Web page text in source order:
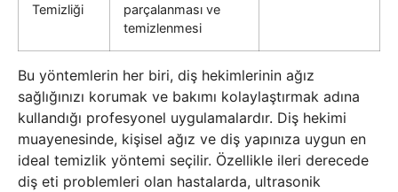
Temizliği
parçalanması ve
temizlenmesi
Bu yöntemlerin her biri, diş hekimlerinin ağız
sağlığınızı korumak ve bakımı kolaylaştırmak adına
kullandığı profesyonel uygulamalardır. Diş hekimi
muayenesinde, kişisel ağız ve diş yapınıza uygun en
ideal temizlik yöntemi seçilir. Özellikle ileri derecede
diş eti problemleri olan hastalarda, ultrasonik